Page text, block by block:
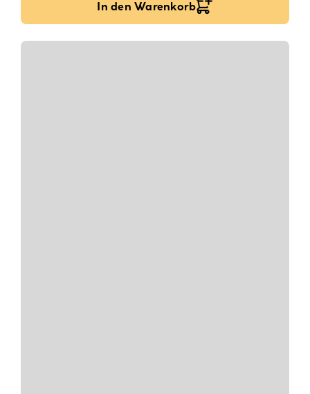
In den Warenkorb